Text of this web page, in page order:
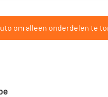
om alleen onderdelen te